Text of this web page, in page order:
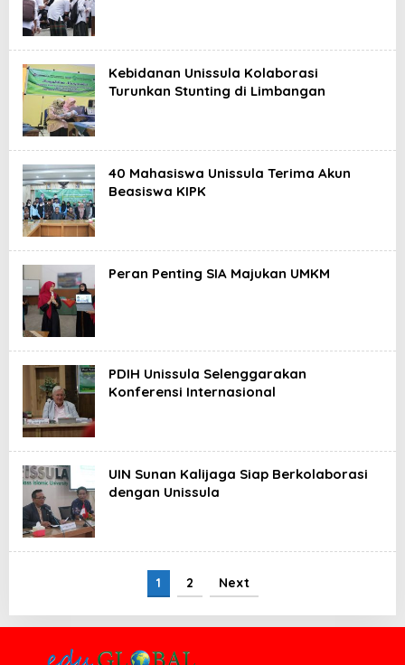
Kebidanan Unissula Kolaborasi
Turunkan Stunting di Limbangan
40 Mahasiswa Unissula Terima Akun
Beasiswa KIPK
Peran Penting SIA Majukan UMKM
PDIH Unissula Selenggarakan
Konferensi Internasional
UIN Sunan Kalijaga Siap Berkolaborasi
dengan Unissula
1 2 Next